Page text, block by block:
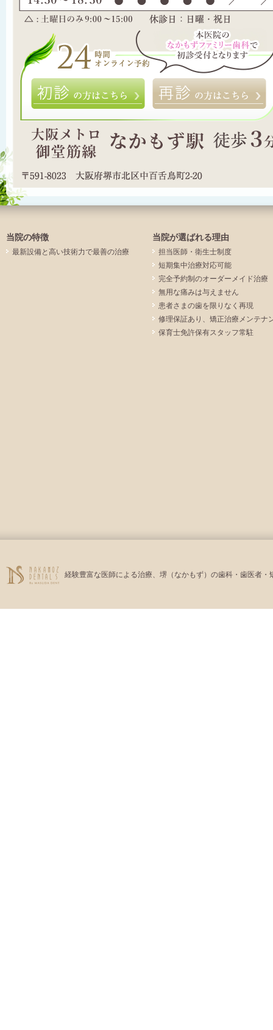
初診の方はこちら
当院の特徴
最新設備と高い技術力で最善の治療
当院が選ばれる理由
担当医師・衛生士制度
短期集中治療対応可能
完全予約制のオーダーメイド治療
無用な痛みは与えません
患者さまの歯を限りなく再現
修理保証あり、矯正治療メンテナ
保育士免許保有スタッフ常駐
経験豊富な医師による治療、堺（なかもず）の歯科・歯医者